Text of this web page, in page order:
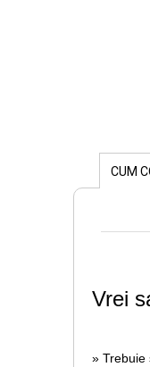
CUM
Vrei
» Trebuie